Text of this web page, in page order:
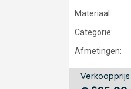
Materiaal:
Categorie:
Afmetingen:
Verkoopprijs